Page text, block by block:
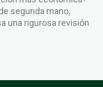
segunda mano,
una rigurosa revisión